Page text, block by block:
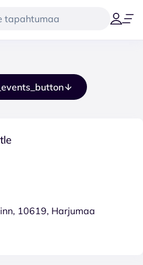
10619, Harjumaa